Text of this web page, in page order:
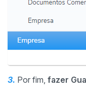
3. Por fim, fazer